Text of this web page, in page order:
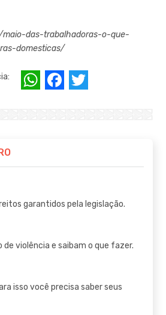
das-trabalhadoras-o-que-
domesticas/
W
p
F
k
garantidos pela legislação.
violência e saibam o que fazer.
isso você precisa saber seus